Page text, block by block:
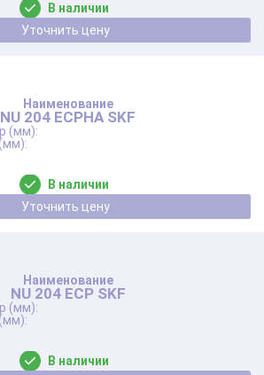
В наличии
Уточнить цену
NU 204 ECPHA SKF
В наличии
Уточнить цену
NU 204 ECP SKF
В наличии